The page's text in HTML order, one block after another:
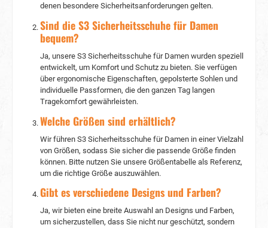
denen besondere Sicherheitsanforderungen gelten.
Sind die S3 Sicherheitsschuhe für Damen
bequem?
Ja, unsere S3 Sicherheitsschuhe für Damen wurden speziell
entwickelt, um Komfort und Schutz zu bieten. Sie verfügen
über ergonomische Eigenschaften, gepolsterte Sohlen und
individuelle Passformen, die den ganzen Tag langen
Tragekomfort gewährleisten.
Welche Größen sind erhältlich?
Wir führen S3 Sicherheitsschuhe für Damen in einer Vielzahl
von Größen, sodass Sie sicher die passende Größe finden
können. Bitte nutzen Sie unsere Größentabelle als Referenz,
um die richtige Größe auszuwählen.
Gibt es verschiedene Designs und Farben?
Ja, wir bieten eine breite Auswahl an Designs und Farben,
um sicherzustellen, dass Sie nicht nur geschützt, sondern